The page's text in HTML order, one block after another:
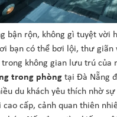
bận rộn, không gì tuyệt vời
bạn có thể bơi lội, thư giãn
không gian lưu trú của
trong phòng tại Đà Nẵng
du khách yêu thích nhờ
cấp, cảnh quan thiên